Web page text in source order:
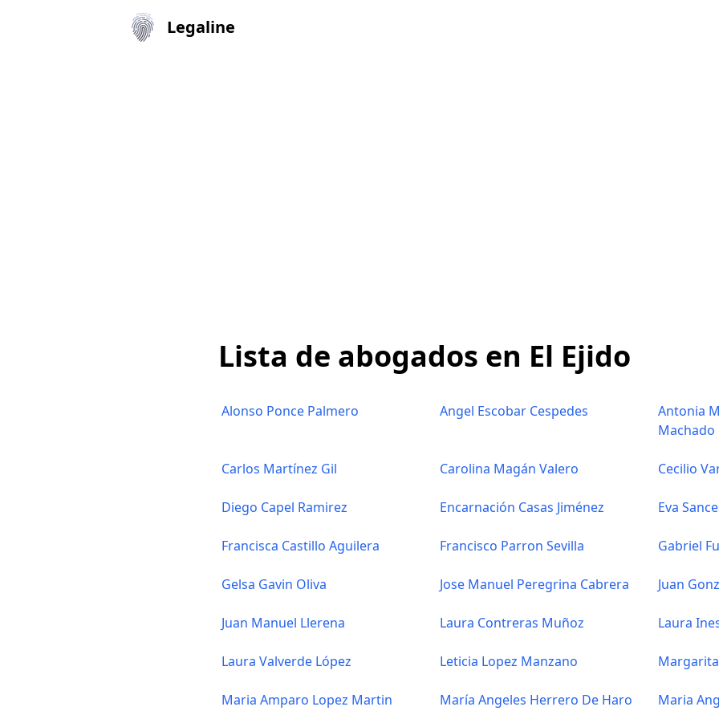
Legaline
Lista de abogados en El Ejido
Alonso Ponce Palmero Angel Escobar Cespedes
Antonia
Machado
Carlos Martínez Gil Carolina Magán Valero Cecilio
Diego Capel Ramirez Encarnación Casas Jiménez Eva
Francisca Castillo Aguilera Francisco Parron Sevilla Gabriel
Gelsa Gavin Oliva Jose Manuel Peregrina Cabrera Juan
Juan Manuel Llerena Laura Contreras Muñoz Laura
Laura Valverde López Leticia Lopez Manzano
Maria Amparo Lopez Martin María Angeles Herrero De Haro Maria